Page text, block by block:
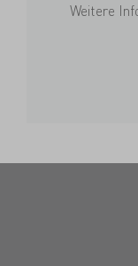
Weitere